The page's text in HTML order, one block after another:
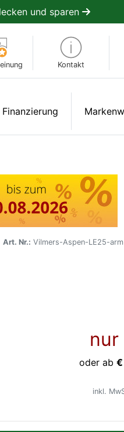
und sparen
Kontakt
Finanzierung
Art. Nr.: Vilmers-Aspen-LE25-
nur
oder ab
inkl.